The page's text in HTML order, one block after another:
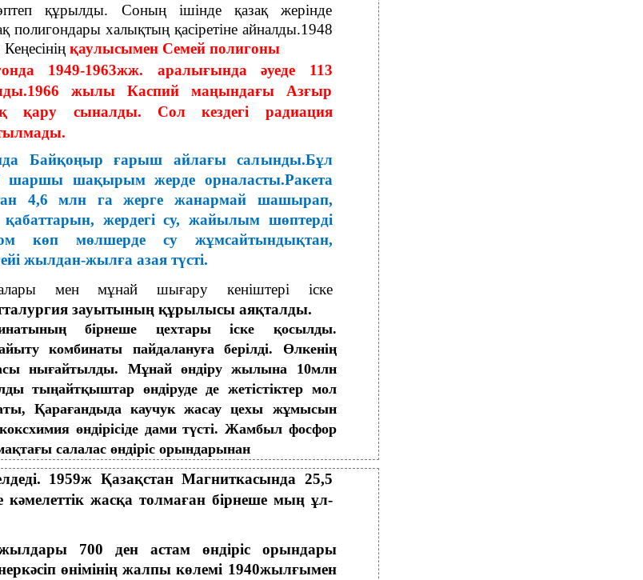
құрылды. Соның ішінде қазақ жерінде
полигондары халықтың қасіретіне айналды.1948
қаулысымен Семей полигоны
1949-1963жж. аралығында әуеде 113
жылы Каспий маңындағы Азғыр
қару сыналды. Сол кездегі радиация
Байқоңыр ғарыш айлағы салынды.Бұл
шаршы шақырым жерде орналасты.Ракета
4,6 млн га жерге жанармай шашырап,
жердегі су, жайылым шөптерді
көп мөлшерде су жұмсайтындықтан,
жылдан-жылға азая түсті.
мен мұнай шығару кеніштері іске
зауытының құрылысы аяқталды.
бірнеше цехтары іске қосылды.
комбинаты пайдалануға берілді. Өлкенің
нығайтылды. Мұнай өндіру жылына 10млн
тыңайтқыштар өндіруде де жетістіктер мол
Қарағандыда каучук жасау цехы жұмысын
өндірісіде дами түсті. Жамбыл фосфор
салалас өндіріс орындарынан
1959ж Қазақстан Магниткасында 25,5
жасқа толмаған бірнеше мың ұл-
700 ден астам өндіріс орындары
өнімінің жалпы көлемі 1940жылғымен